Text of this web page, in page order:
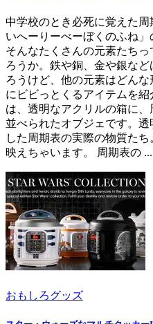
中学校のとき必死に覚えた
いへーりーべーぼくのふね」
そんなたくさんの元素たち
ろうか。鉄や銅、金や銀な
ろうけど、他の元素はどん
にビビっとくるアイテムを
は、透明なアクリルの箱に
並べられたオブジェです。
した周期表の実際の物質た
映えちゃいます。 周期表の ...
おもしろグッズ